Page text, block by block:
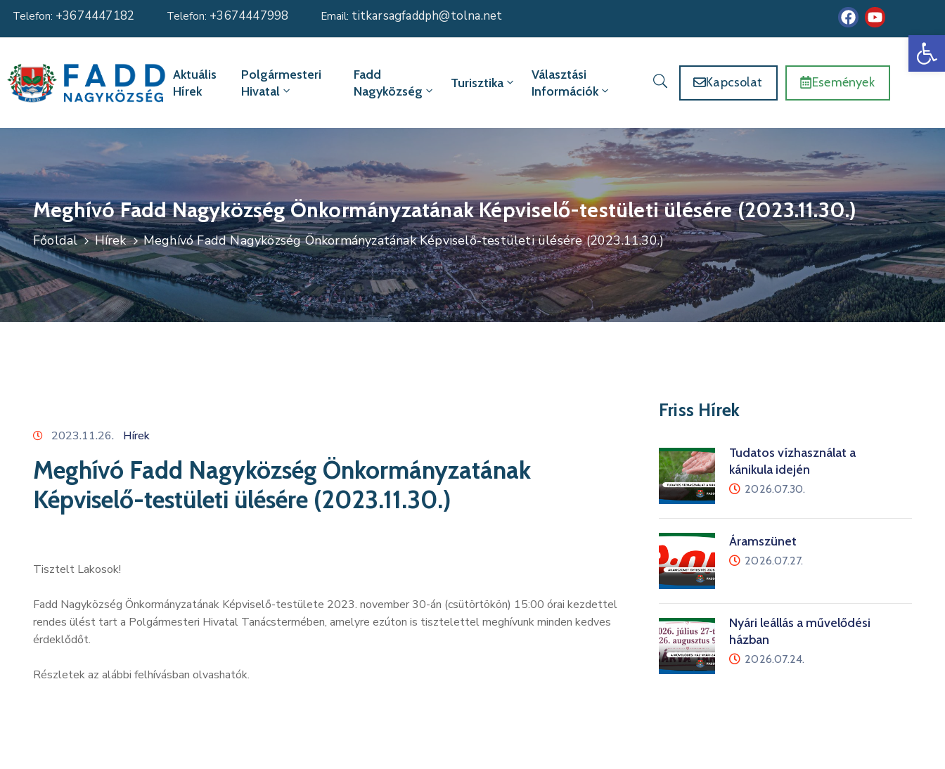
Telefon: +3674447182 Telefon: +3674447998 Email: titkarsagfaddph@tolna.net
Aktuális
Hírek
Polgármesteri
Hivatal
Fadd
Nagyközség
Turisztika
Választási
Információk
Kapcsolat Események
Meghívó Fadd Nagyközség Önkormányzatának Képviselő-testületi ülésére (2023.11.30.)
Főoldal Hírek Meghívó Fadd Nagyközség Önkormányzatának Képviselő-testületi ülésére (2023.11.30.)
2023.11.26. Hírek
Meghívó Fadd Nagyközség Önkormányzatának
Képviselő-testületi ülésére (2023.11.30.)
Tisztelt Lakosok!
Fadd Nagyközség Önkormányzatának Képviselő-testülete 2023. november 30-án (csütörtökön) 15:00 órai kezdettel
rendes ülést tart a Polgármesteri Hivatal Tanácstermében, amelyre ezúton is tisztelettel meghívunk minden kedves
érdeklődőt.
Részletek az alábbi felhívásban olvashatók.
Friss Hírek
Tudatos vízhasználat a
kánikula idején
2026.07.30.
Áramszünet
2026.07.27.
Nyári leállás a művelődési
házban
2026.07.24.